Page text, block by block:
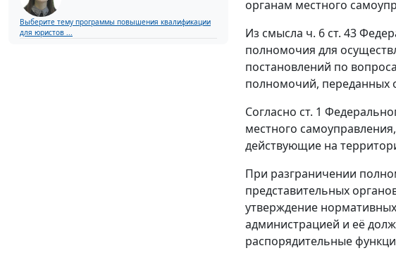
Выберите тему программы повышения квалификации
для юристов ...
органам местного
Из смысла ч. 6 ст. 43
полномочия для
постановлений по
полномочий, переданных
Согласно ст. 1
местного
действующие на
При разграничении
представительных
утверждение
администрацией и её
распорядительные